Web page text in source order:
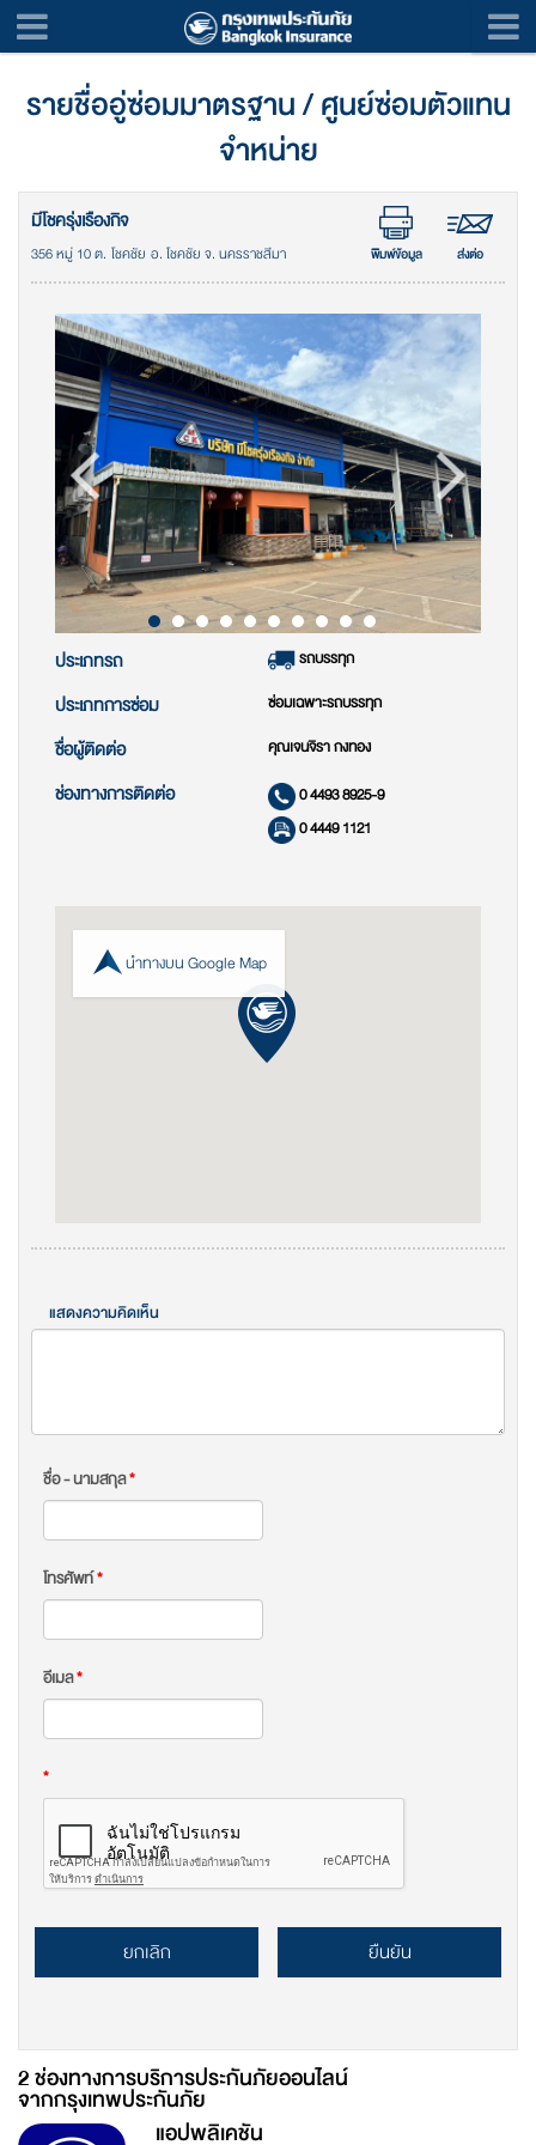
รายชื่ออู่ซ่อมมาตรฐาน / ศูนย์ซ่อมตัวแทน
จำหน่าย
มีโชครุ่งเรืองกิจ
356 หมู่ 10 ต. โชคชัย อ. โชคชัย จ. นครราชสีมา พิมพ์ข้อมูล ส่งต่อ
ประเภทรถ รถบรรทุก
ประเภทการซ่อม ซ่อมเฉพาะรถบรรทุก
ชื่อผู้ติดต่อ คุณเจนจิรา กงทอง
ช่องทางการติดต่อ
0 4493 8925-9
0 4449 1121
นำทางบน Google Map
แสดงความคิดเห็น
ชื่อ - นามสกุล*
โทรศัพท์*
อีเมล*
*
ยกเลิก ยืนยัน
2 ช่องทางการบริการประกันภัยออนไลน์
จากกรุงเทพประกันภัย
แอปพลิเคชัน